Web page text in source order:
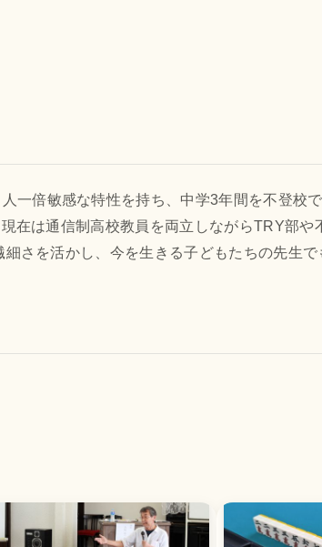
一倍敏感な特性を持ち、中学3年間を不登校
在は通信制高校教員を両立しながらTRY部
細さを活かし、今を生きる子どもたちの先生